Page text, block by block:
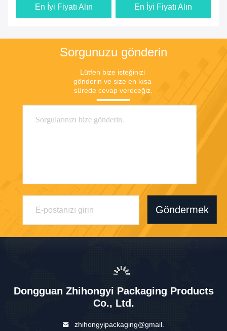
En İyi Fiyatı Alın
geçirmezEn İyi Fiyatı Alın
Sorgunuzu gönderin
Lütfen bize isteğinizi
gönderin ve size en kısa
sürede cevap vereceğiz.
Göndermek
Dongguan Zhihongyi Packaging Products
Co., Ltd.
zhihongyipackaging@gmail.